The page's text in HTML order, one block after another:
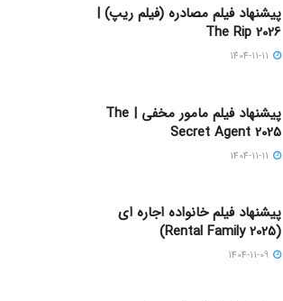
پیشنهاد فیلم مصادره (فیلم ریپ) |
The Rip 2026
پیشنهاد فیلم مامور مخفی | The
Secret Agent 2025
پیشنهاد فیلم خانواده اجاره‌ ای
(Rental Family 2025)